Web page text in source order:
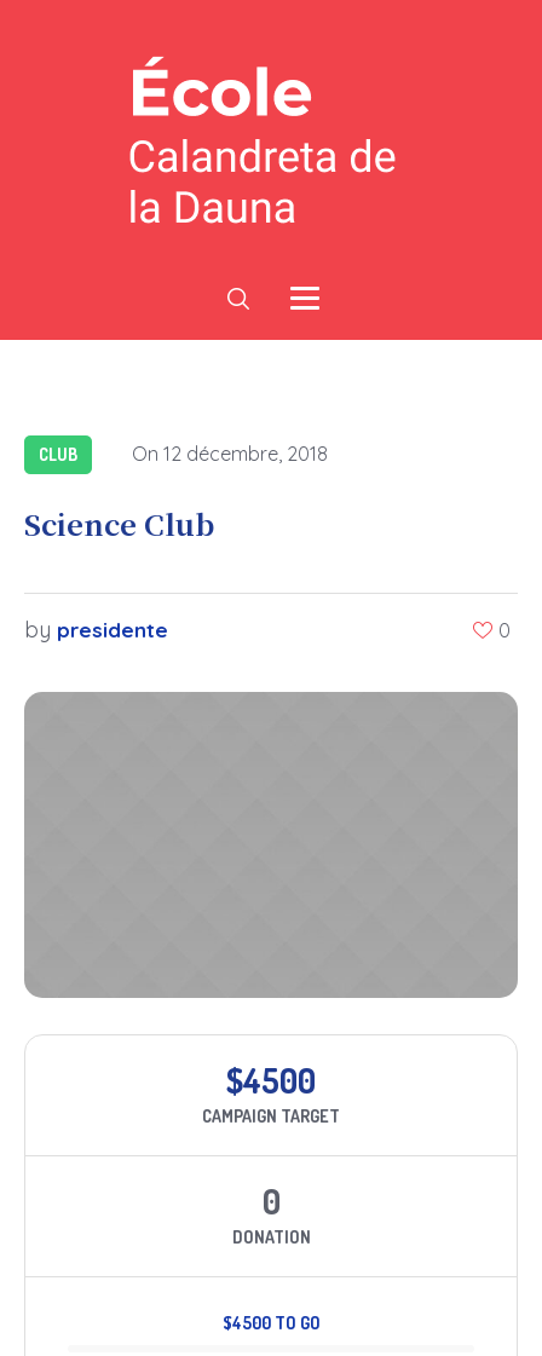
CLUB On 12 décembre, 2018
Science Club
by presidente 0
$4500
CAMPAIGN TARGET
0
DONATION
$4500 TO GO